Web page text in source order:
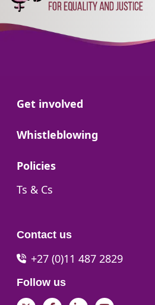
Go to:
Get involved
Go to:
Whistleblowing
Go to:
Policies
Go to:
Ts & Cs
Contact us
+27 (0)11 487 2829
Follow us